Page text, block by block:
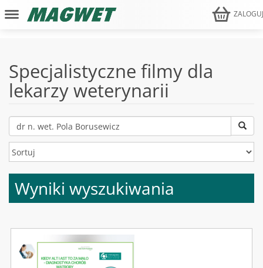
Specjalistyczne filmy dla
lekarzy weterynarii
Wyniki wyszukiwania